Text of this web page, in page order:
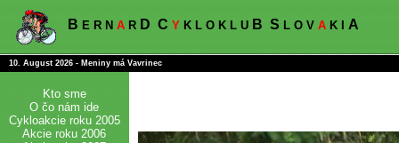
B E R N A R D C Y K L O K L U B S L O V A K I A
10. August 2026 - Meniny má Vavrinec
Kto sme
O čo nám ide
Cykloakcie roku 2005
Akcie roku 2006